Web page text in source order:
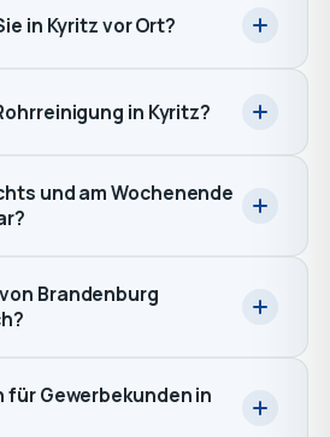
in Kyritz vor Ort?
in Kyritz?
und am Wochenende
Brandenburg
für Gewerbekunden in